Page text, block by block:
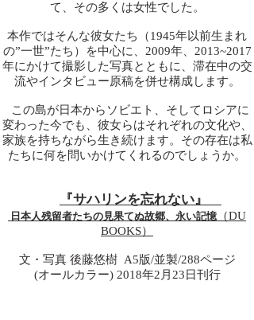
て、その多くは女性でした。
本作ではそんな彼女たち（1945年以前生まれ
の”一世”たち）を中心に、2009年、2013~2017
年にかけて撮影した写真とともに、滞在中の交
流やインタビュー原稿を併せ構成します。
この島が日本からソビエト、そしてロシアに
変わった今でも、彼女らはそれぞれの文化や、
家族を持ちながら生き続けます。その存在は私
たちに何を問いかけてくれるのでしょうか。
『サハリンを忘れない』
日本人残留者たちの見果てぬ故郷、永い記憶 （DU
BOOKS）
文・写真 後藤悠樹 A5版/並製/288ページ
(オールカラー) 2018年2月23日刊行